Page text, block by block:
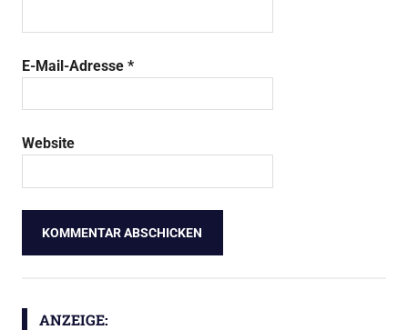
E-Mail-Adresse *
Website
ANZEIGE: